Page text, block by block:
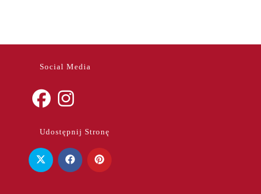
Social Media
a
new
in
a
new
Udostępnij Stronę